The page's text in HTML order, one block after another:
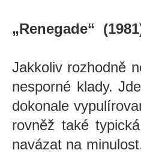
„Renegade“
Jakkoliv rozhodně
nesporné klady.
dokonale
rovněž také
navázat na